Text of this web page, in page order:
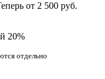
от 2 500 руб.
20%
отдельно